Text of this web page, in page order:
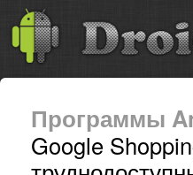
Программы
Google